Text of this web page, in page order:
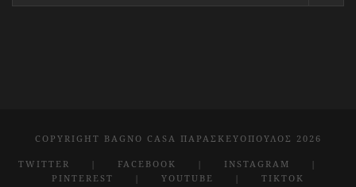
COPYRIGHT BAGNO CASA ΠΑΡΑΣΚΕΥΌΠΟΥΛΟΣ 2026
TWITTER FACEBOOK
INSTAGRAM
PINTEREST
YOUTUBE TIKTOK